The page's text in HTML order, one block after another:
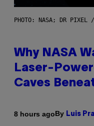
PHOTO: NASA; DR PIXEL
Why NASA
Laser-
Caves
8 hours agoBy Luis